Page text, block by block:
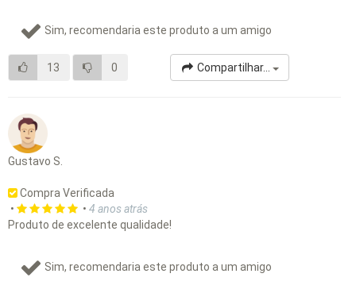
Sim, recomendaria este produto a um amigo
13 0 Compartilhar...
Gustavo S.
Compra Verificada
•
• 4 anos atrás
Produto de excelente qualidade!
Sim, recomendaria este produto a um amigo